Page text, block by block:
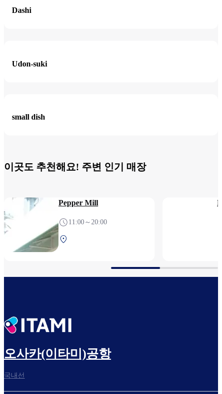
Dashi
Udon-suki
small dish
이곳도 추천해요! 주변 인기 매장
Pepper Mill
11:00～20:00
오사카(이타미)공항
국내선